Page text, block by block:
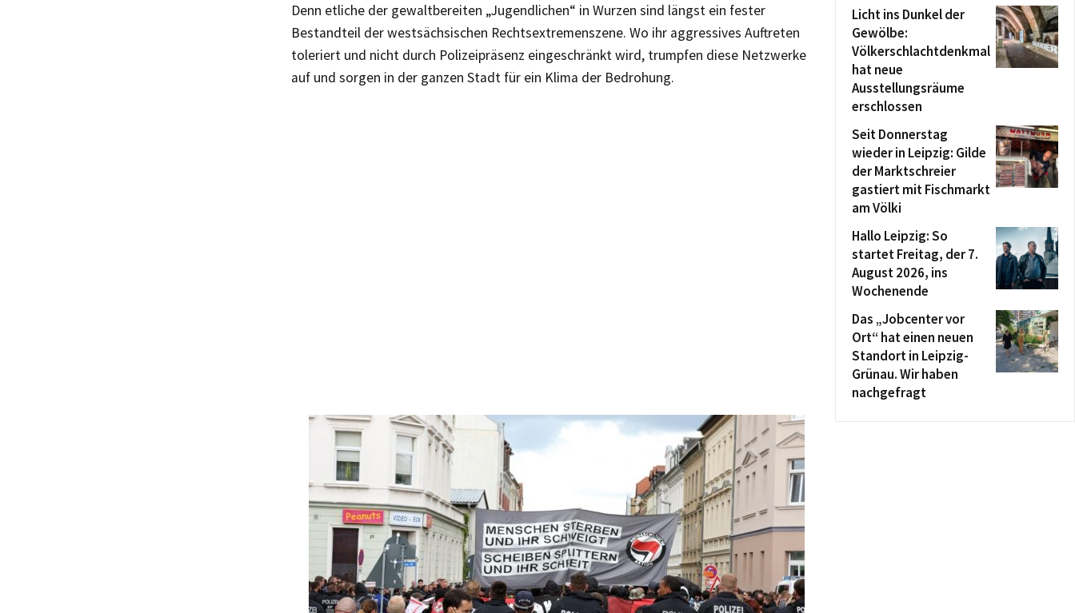
Denn etliche der gewaltbereiten „Jugendlichen“ in Wurzen sind längst ein fester
Bestandteil der westsächsischen Rechtsextremenszene. Wo ihr aggressives Auftreten
toleriert und nicht durch Polizeipräsenz eingeschränkt wird, trumpfen diese Netzwerke
auf und sorgen in der ganzen Stadt für ein Klima der Bedrohung.
Licht ins Dunkel der
Gewölbe:
Völkerschlachtdenkmal
hat neue
Ausstellungsräume
erschlossen
Seit Donnerstag
wieder in Leipzig: Gilde
der Marktschreier
gastiert mit Fischmarkt
am Völki
Hallo Leipzig: So
startet Freitag, der 7.
August 2026, ins
Wochenende
Das „Jobcenter vor
Ort“ hat einen neuen
Standort in Leipzig-
Grünau. Wir haben
nachgefragt